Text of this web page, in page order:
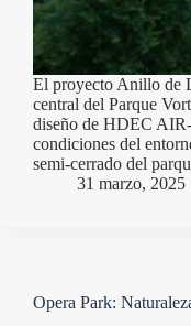
El proyecto Anillo de
central del Parque
diseño de HDEC
condiciones del
semi-cerrado del
31 marzo, 2025
Opera Park: